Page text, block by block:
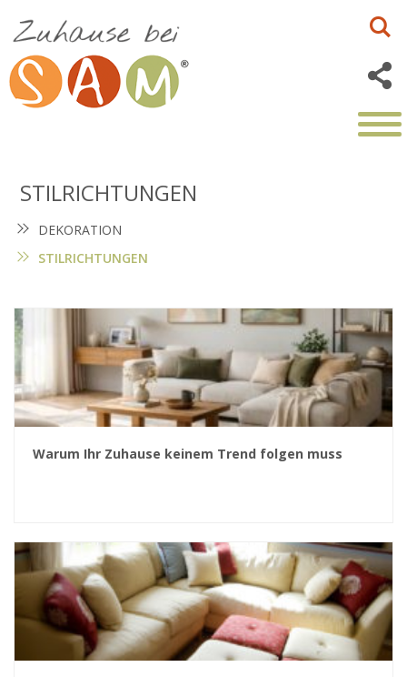
STILRICHTUNGEN
DEKORATION
STILRICHTUNGEN
Warum Ihr Zuhause keinem Trend folgen muss